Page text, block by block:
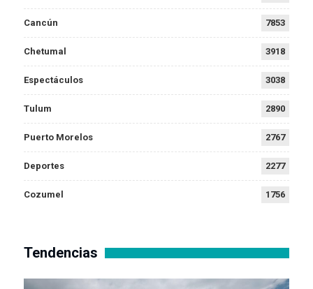
Cancún 7853
Chetumal 3918
Espectáculos 3038
Tulum 2890
Puerto Morelos 2767
Deportes 2277
Cozumel 1756
Tendencias